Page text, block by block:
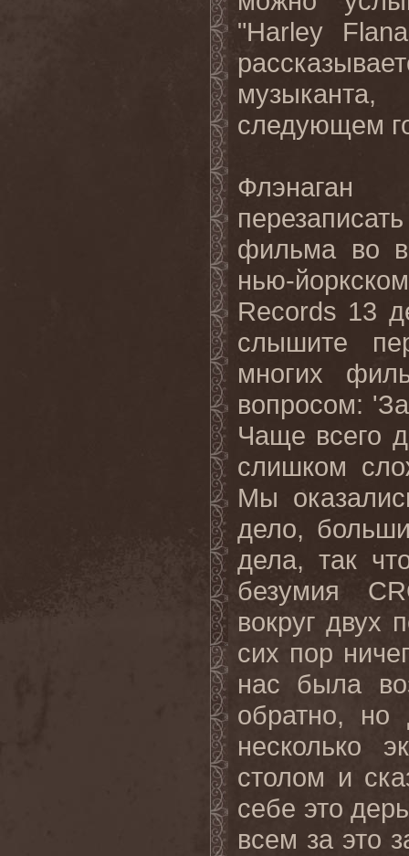
"Harley
следующем
Флэнаган
фильма во
нью-
Records 13
слышите
многих
вопросом:
Чаще всего
слишком
Мы
дело,
дела, так
безумия
вокруг двух
сих пор
нас была
обратно, но
несколько
столом и
себе это
всем за это